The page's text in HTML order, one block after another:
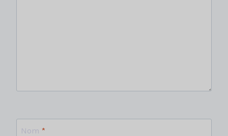
Nom *